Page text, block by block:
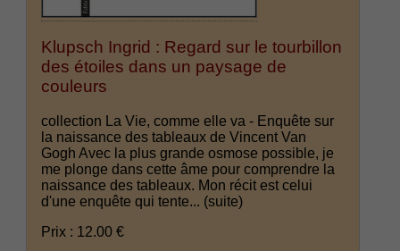
Klupsch Ingrid : Regard sur le tourbillon
des étoiles dans un paysage de
couleurs
collection La Vie, comme elle va - Enquête sur
la naissance des tableaux de Vincent Van
Gogh Avec la plus grande osmose possible, je
me plonge dans cette âme pour comprendre la
naissance des tableaux. Mon récit est celui
d'une enquête qui tente... (suite)
Prix : 12.00 €